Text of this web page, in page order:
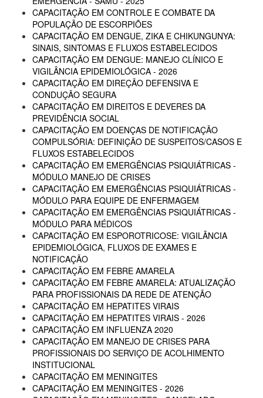
CAPACITAÇÃO EM CONTROLE E COMBATE DA
POPULAÇÃO DE ESCORPIÕES
CAPACITAÇÃO EM DENGUE, ZIKA E CHIKUNGUNYA:
SINAIS, SINTOMAS E FLUXOS ESTABELECIDOS
CAPACITAÇÃO EM DENGUE: MANEJO CLÍNICO E
VIGILÂNCIA EPIDEMIOLÓGICA - 2026
CAPACITAÇÃO EM DIREÇÃO DEFENSIVA E
CONDUÇÃO SEGURA
CAPACITAÇÃO EM DIREITOS E DEVERES DA
PREVIDÊNCIA SOCIAL
CAPACITAÇÃO EM DOENÇAS DE NOTIFICAÇÃO
COMPULSÓRIA: DEFINIÇÃO DE SUSPEITOS/CASOS E
FLUXOS ESTABELECIDOS
CAPACITAÇÃO EM EMERGÊNCIAS PSIQUIÁTRICAS -
MÓDULO MANEJO DE CRISES
CAPACITAÇÃO EM EMERGÊNCIAS PSIQUIÁTRICAS -
MÓDULO PARA EQUIPE DE ENFERMAGEM
CAPACITAÇÃO EM EMERGÊNCIAS PSIQUIÁTRICAS -
MÓDULO PARA MÉDICOS
CAPACITAÇÃO EM ESPOROTRICOSE: VIGILÂNCIA
EPIDEMIOLÓGICA, FLUXOS DE EXAMES E
NOTIFICAÇÃO
CAPACITAÇÃO EM FEBRE AMARELA
CAPACITAÇÃO EM FEBRE AMARELA: ATUALIZAÇÃO
PARA PROFISSIONAIS DA REDE DE ATENÇÃO
CAPACITAÇÃO EM HEPATITES VIRAIS
CAPACITAÇÃO EM HEPATITES VIRAIS - 2026
CAPACITAÇÃO EM INFLUENZA 2020
CAPACITAÇÃO EM MANEJO DE CRISES PARA
PROFISSIONAIS DO SERVIÇO DE ACOLHIMENTO
INSTITUCIONAL
CAPACITAÇÃO EM MENINGITES
CAPACITAÇÃO EM MENINGITES - 2026